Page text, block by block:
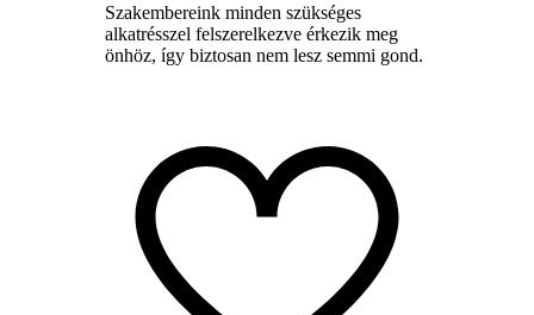
Szakembereink minden szükséges
alkatrésszel felszerelkezve érkezik meg
önhöz, így biztosan nem lesz semmi gond.